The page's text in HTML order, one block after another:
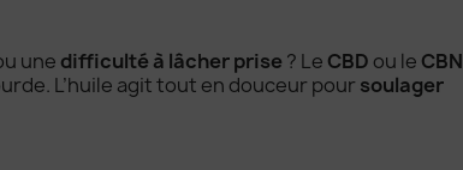
une difficulté à lâcher prise ? Le CBD ou le CBN
L’huile agit tout en douceur pour soulager